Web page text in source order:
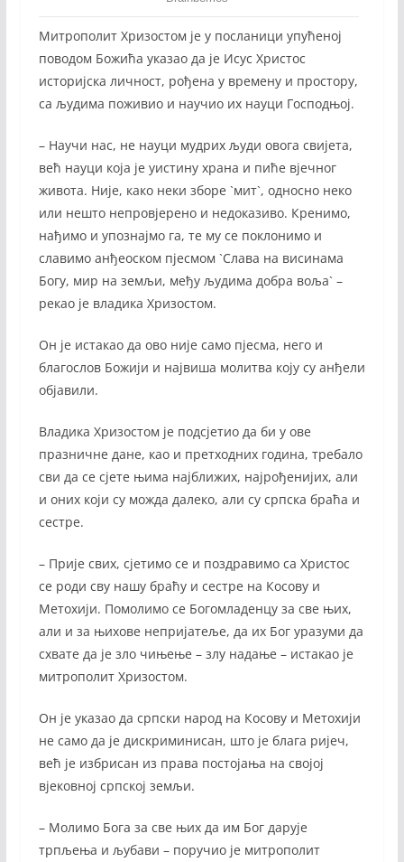
Митрополит Хризостом је у посланици упућеној
поводом Божића указао да је Исус Христос
историјска личност, рођена у времену и простору,
са људима поживио и научио их науци Господњој.
– Научи нас, не науци мудрих људи овога свијета,
већ науци која је уистину храна и пиће вјечног
живота. Није, како неки зборе `мит`, односно неко
или нешто непровјерено и недоказиво. Кренимо,
нађимо и упознајмо га, те му се поклонимо и
славимо анђеоском пјесмом `Слава на висинама
Богу, мир на земљи, међу људима добра воља` –
рекао је владика Хризостом.
Он је истакао да ово није само пјесма, него и
благослов Божији и највиша молитва коју су анђели
објавили.
Владика Хризостом је подсјетио да би у ове
празничне дане, као и претходних година, требало
сви да се сјете њима најближих, најрођенијих, али
и оних који су можда далеко, али су српска браћа и
сестре.
– Прије свих, сјетимо се и поздравимо са Христос
се роди сву нашу браћу и сестре на Косову и
Метохији. Помолимо се Богомладенцу за све њих,
али и за њихове непријатеље, да их Бог уразуми да
схвате да је зло чињење – злу надање – истакао је
митрополит Хризостом.
Он је указао да српски народ на Косову и Метохији
не само да је дискриминисан, што је блага ријеч,
већ је избрисан из права постојања на својој
вјековној српској земљи.
– Молимо Бога за све њих да им Бог дарује
трпљења и љубави – поручио је митрополит